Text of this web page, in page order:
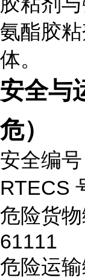
氨酯胶
体。
安全与
危）
安全编号
RTECS
危险货物
61111
危险运输